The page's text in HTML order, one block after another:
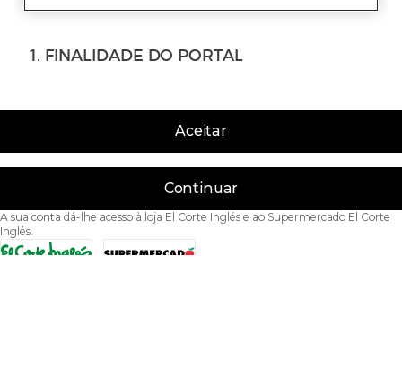
Aceitar
Continuar
A sua conta dá-lhe acesso à loja El Corte Inglés e ao Supermercado El Corte
Inglés.